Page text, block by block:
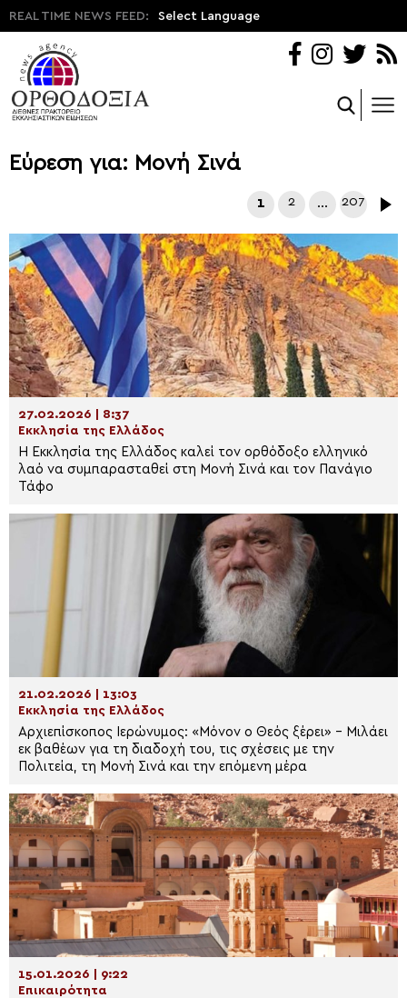
REAL TIME NEWS FEED: Select Language
Εύρεση για: Μονή Σινά
1 2 … 207
27.02.2026 | 8:37
Εκκλησία της Ελλάδος
Η Εκκλησία της Ελλάδος καλεί τον ορθόδοξο ελληνικό
λαό να συμπαρασταθεί στη Μονή Σινά και τον Πανάγιο
Τάφο
21.02.2026 | 13:03
Εκκλησία της Ελλάδος
Αρχιεπίσκοπος Ιερώνυμος: «Μόνον ο Θεός ξέρει» – Μιλάει
εκ βαθέων για τη διαδοχή του, τις σχέσεις με την
Πολιτεία, τη Μονή Σινά και την επόμενη μέρα
15.01.2026 | 9:22
Επικαιρότητα